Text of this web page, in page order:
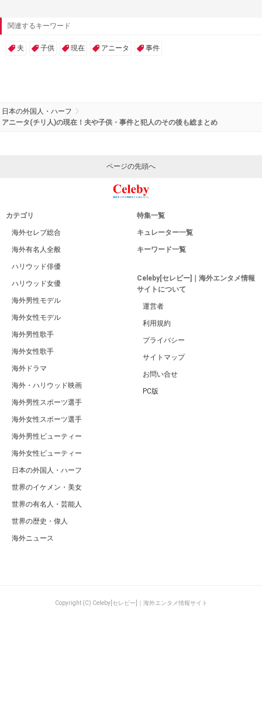
関連するキーワード
夫 子供 現在 アニータ 事件
日本の外国人・ハーフ
アニータ(チリ人)の現在！夫や子供・事件と犯人のその後も総まとめ
ページの先頭へ
カテゴリ
海外セレブ総合
海外有名人全般
ハリウッド俳優
ハリウッド女優
海外男性モデル
海外女性モデル
海外男性歌手
海外女性歌手
海外ドラマ
海外・ハリウッド映画
海外男性スポーツ選手
海外女性スポーツ選手
海外男性ビューティー
海外女性ビューティー
日本の外国人・ハーフ
世界のイケメン・美女
世界の有名人・芸能人
世界の歴史・偉人
海外ニュース
特集一覧
キュレーター一覧
キーワード一覧
Celeby[セレビー]｜海外エンタメ情報
サイトについて
運営者
利用規約
プライバシー
サイトマップ
お問い合せ
PC版
Copyright (C) Celeby[セレビー]｜海外エンタメ情報サイト